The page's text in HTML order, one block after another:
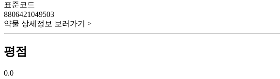
표준코드
8806421049503
약물 상세정보 보러가기 >
평점
0.0